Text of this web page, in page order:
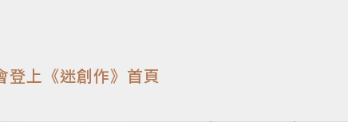
登上《迷創作》首頁